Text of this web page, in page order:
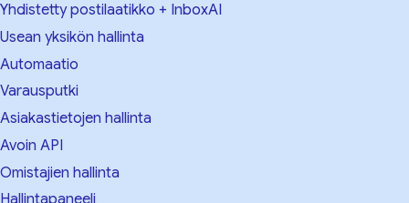
Yhdistetty postilaatikko + InboxAI
Usean yksikön hallinta
Automaatio
Varausputki
Asiakastietojen hallinta
Avoin API
Omistajien hallinta